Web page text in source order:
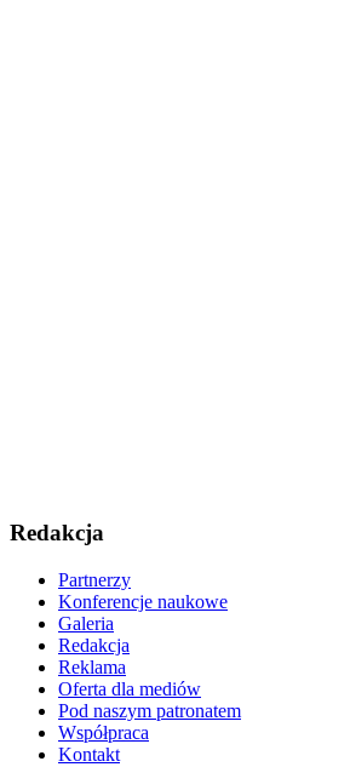
Redakcja
Partnerzy
Konferencje naukowe
Galeria
Redakcja
Reklama
Oferta dla mediów
Pod naszym patronatem
Współpraca
Kontakt